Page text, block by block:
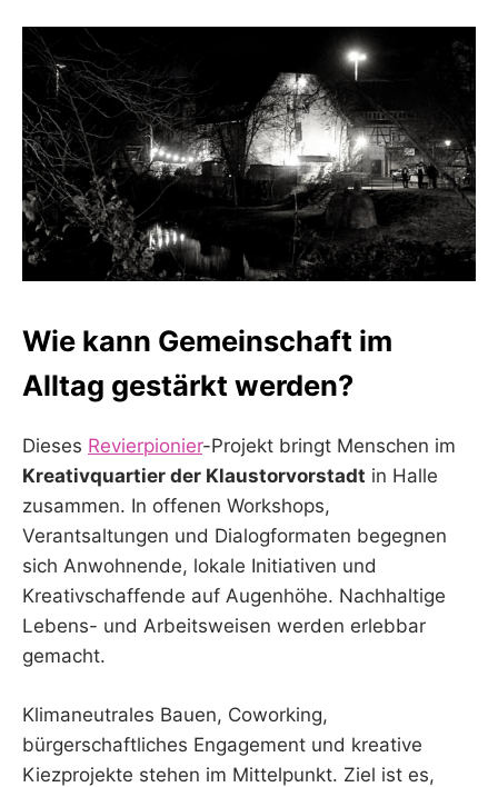
Wie kann Gemeinschaft im
Alltag gestärkt werden?
Dieses Revierpionier-Projekt bringt Menschen im
Kreativquartier der Klaustorvorstadt in Halle
zusammen. In offenen Workshops,
Verantsaltungen und Dialogformaten begegnen
sich Anwohnende, lokale Initiativen und
Kreativschaffende auf Augenhöhe. Nachhaltige
Lebens- und Arbeitsweisen werden erlebbar
gemacht.
Klimaneutrales Bauen, Coworking,
bürgerschaftliches Engagement und kreative
Kiezprojekte stehen im Mittelpunkt. Ziel ist es,